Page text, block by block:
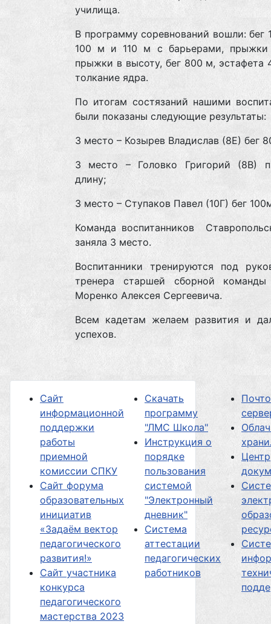
училища.
В программу соревнований вошли: бег
100 м и 110 м с барьерами, прыжки
прыжки в высоту, бег 800 м, эстафета
толкание ядра.
По итогам состязаний нашими
были показаны следующие результаты:
3 место – Козырев Владислав (8Е) бег
3 место – Головко Григорий (8В)
длину;
3 место – Ступаков Павел (10Г) бег
Команда воспитанников
заняла 3 место.
Воспитанники тренируются под
тренера старшей сборной
Моренко Алексея Сергеевича.
Всем кадетам желаем развития и
успехов.
Сайт
информационной
поддержки
работы
приемной
комиссии СПКУ
Сайт форума
образовательных
инициатив
«Задаём вектор
педагогического
развития!»
Сайт участника
конкурса
педагогического
мастерства 2023
Скачать
программу
"ЛМС Школа"
Инструкция о
порядке
пользования
системой
"Электронный
дневник"
Система
аттестации
педагогических
работников
Центр